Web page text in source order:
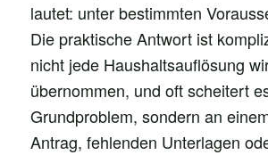
lautet: unter bestimmten
Die praktische Antwort ist
nicht jede Haushaltsauflösung
übernommen, und oft scheitert
Grundproblem, sondern an
Antrag, fehlenden Unterlagen